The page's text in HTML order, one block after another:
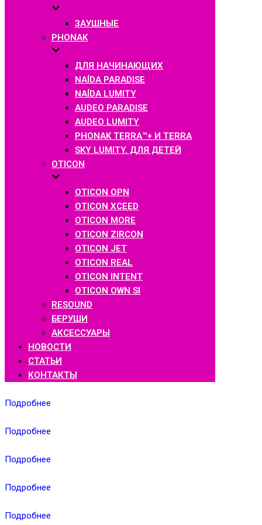
ЗАУШНЫЕ
PHONAK
ДЛЯ НАЧИНАЮЩИХ
NAÍDA PARADISE
NAÍDA LUMITY
AUDEO PARADISE
AUDEO LUMITY
PHONAK TERRA™+ И TERRA
SKY LUMITY. ДЛЯ ДЕТЕЙ
OTICON
OTICON OPN
OTICON XCEED
OTICON MORE
OTICON ZIRCON
OTICON JET
OTICON REAL
OTICON INTENT
OTICON OWN SI
RESOUND
БЕРУШИ
АКСЕССУАРЫ
НОВОСТИ
СТАТЬИ
КОНТАКТЫ
Подробнее
Подробнее
Подробнее
Подробнее
Подробнее